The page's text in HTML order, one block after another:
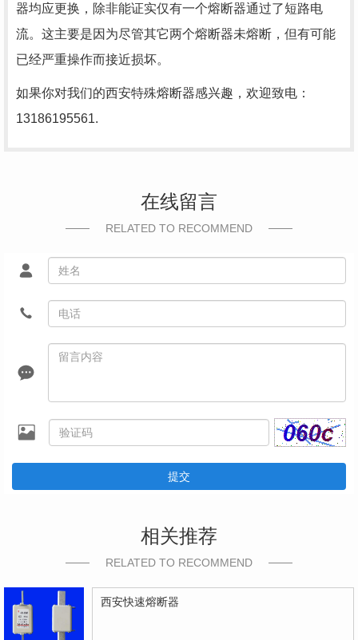
器均应更换，除非能证实仅有一个熔断器通过了短路电
流。这主要是因为尽管其它两个熔断器未熔断，但有可能
已经严重操作而接近损坏。
如果你对我们的西安特殊熔断器感兴趣，欢迎致电：
13186195561.
在线留言
RELATED TO RECOMMEND
提交
相关推荐
RELATED TO RECOMMEND
西安快速熔断器